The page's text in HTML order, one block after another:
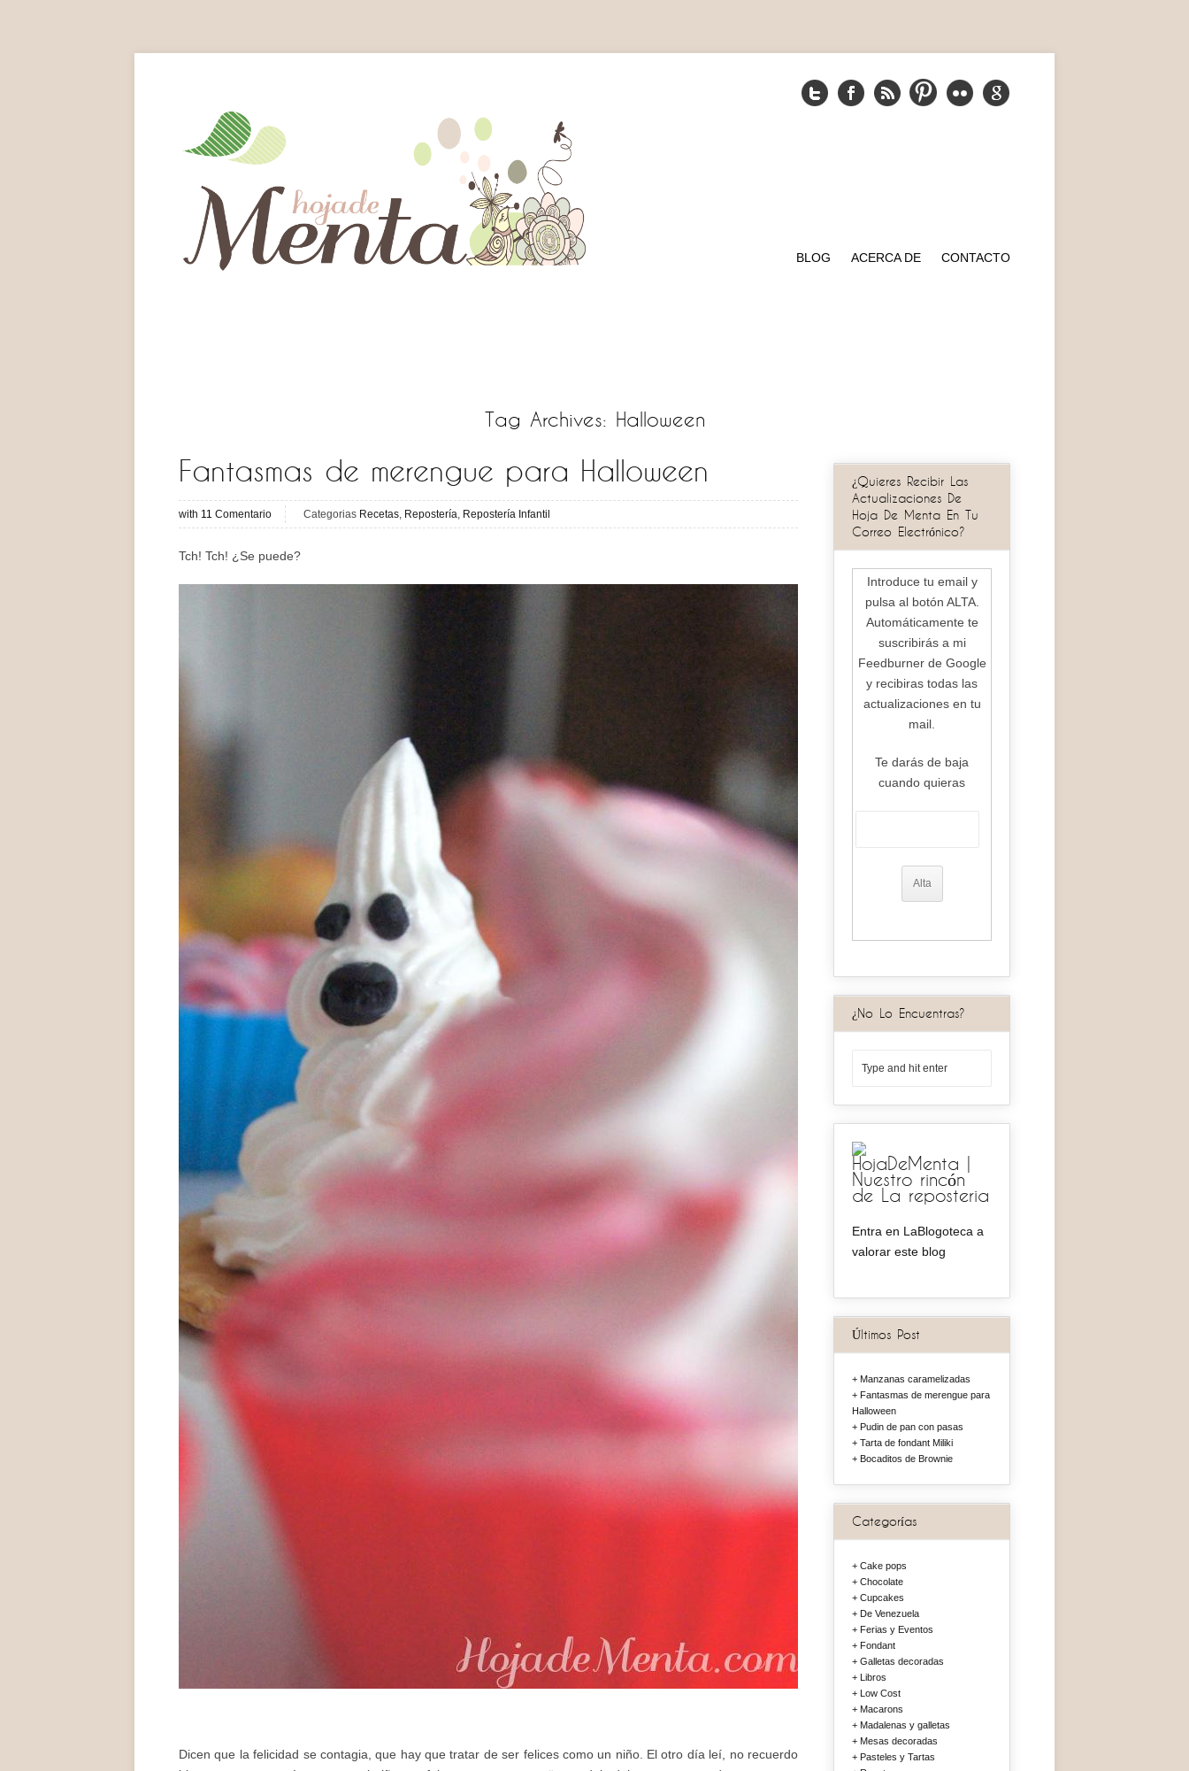
BLOG ACERCA DE CONTACTO
Tag Archives: Halloween
Fantasmas de merengue para Halloween
with 11 Comentario Categorias Recetas, Repostería, Repostería Infantil
Tch! Tch! ¿Se puede?
Dicen que la felicidad se contagia, que hay que tratar de ser felices como un niño. El otro día leí, no recuerdo
¿Quieres Recibir Las
Actualizaciones De
Hoja De Menta En Tu
Correo Electrónico?
Introduce tu email y
pulsa al botón ALTA.
Automáticamente te
suscribirás a mi
Feedburner de Google
y recibiras todas las
actualizaciones en tu
mail.
Te darás de baja
cuando quieras
¿No Lo Encuentras?
HojaDeMenta |
Nuestro rincón
de La reposteria
Entra en LaBlogoteca a
valorar este blog
Últimos Post
Manzanas caramelizadas
Fantasmas de merengue para
Halloween
Pudin de pan con pasas
Tarta de fondant Miliki
Bocaditos de Brownie
Categorías
Cake pops
Chocolate
Cupcakes
De Venezuela
Ferias y Eventos
Fondant
Galletas decoradas
Libros
Low Cost
Macarons
Madalenas y galletas
Mesas decoradas
Pasteles y Tartas